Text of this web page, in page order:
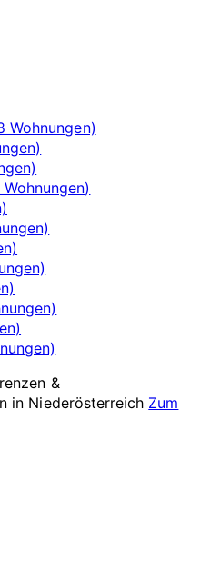
Wohnungen)
&
in Niederösterreich Zum